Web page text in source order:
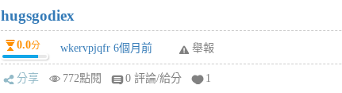
hugsgodiex
0.0分 wkervpjqfr 6個月前 舉報
分享 772點閱 0 評論/給分 1